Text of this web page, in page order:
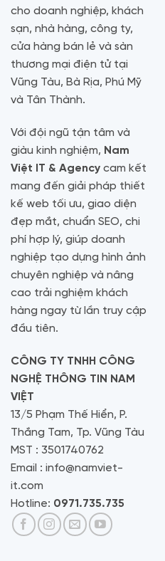
cho doanh nghiệp, khách
sạn, nhà hàng, công ty,
cửa hàng bán lẻ và sàn
thương mại điện tử tại
Vũng Tàu, Bà Rịa, Phú Mỹ
và Tân Thành.
Với đội ngũ tận tâm và
giàu kinh nghiệm, Nam
Việt IT & Agency cam kết
mang đến giải pháp thiết
kế web tối ưu, giao diện
đẹp mắt, chuẩn SEO, chi
phí hợp lý, giúp doanh
nghiệp tạo dựng hình ảnh
chuyên nghiệp và nâng
cao trải nghiệm khách
hàng ngay từ lần truy cập
đầu tiên.
CÔNG TY TNHH CÔNG
NGHỆ THÔNG TIN NAM
VIỆT
13/5 Phạm Thế Hiển, P.
Thắng Tam, Tp. Vũng Tàu
MST : 3501740762
Email : info@namviet-
it.com
Hotline: 0971.735.735